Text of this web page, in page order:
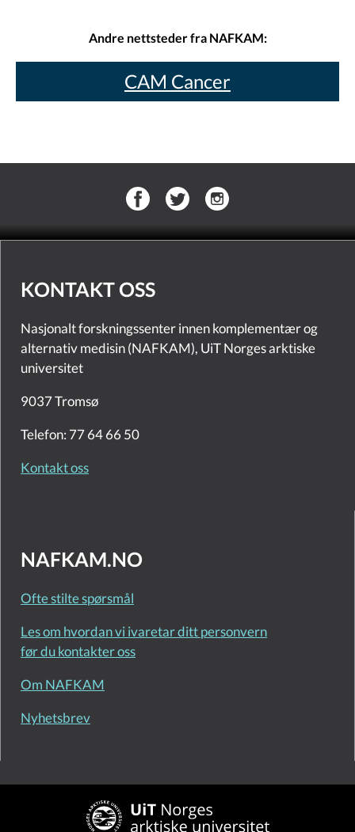
Andre nettsteder fra NAFKAM:
CAM Cancer
KONTAKT OSS
Nasjonalt forskningssenter innen komplementær og
alternativ medisin (NAFKAM), UiT Norges arktiske
universitet
9037 Tromsø
Telefon: 77 64 66 50
Kontakt oss
NAFKAM.NO
Ofte stilte spørsmål
Les om hvordan vi ivaretar ditt personvern
før du kontakter oss
Om NAFKAM
Nyhetsbrev